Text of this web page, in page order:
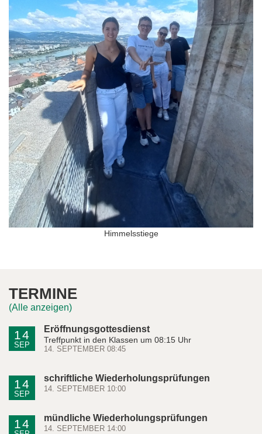
Himmelsstiege
TERMINE
(Alle anzeigen)
14
SEP
Eröffnungsgottesdienst
Treffpunkt in den Klassen um 08:15 Uhr
14. SEPTEMBER 08:45
14
SEP
schriftliche Wiederholungsprüfungen
14. SEPTEMBER 10:00
14 mündliche Wiederholungsprüfungen
14. SEPTEMBER 14:00